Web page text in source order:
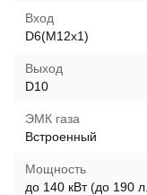
Вход
D6(M12x1)
Выход
D10
ЭМК газа
Встроенный
Мощность
до 140 кВт (до 190